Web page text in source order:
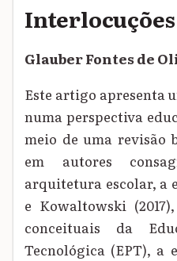
Interlocuções
Glauber Fontes de
Este artigo apresenta
numa perspectiva
meio de uma revisão
em autores
arquitetura escolar, a
e Kowaltowski
conceituais da
Tecnológica (EPT), a